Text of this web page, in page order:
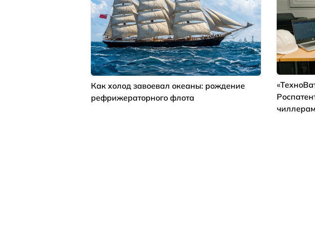
Как холод завоевал океаны: рождение
рефрижераторного флота